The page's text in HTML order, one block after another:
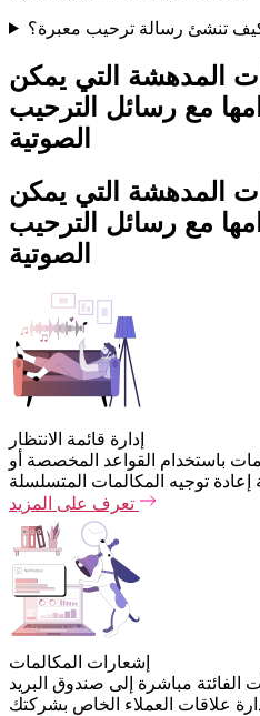
تنشئ رسالة ترحيب معبرة؟
المدهشة التي يمكن
مع رسائل الترحيب
الصوتية
المدهشة التي يمكن
مع رسائل الترحيب
الصوتية
إدارة قائمة الانتظار
باستخدام القواعد المخصصة أو
توجيه المكالمات المتسلسلة
إشعارات المكالمات
الفائتة مباشرة إلى صندوق البريد